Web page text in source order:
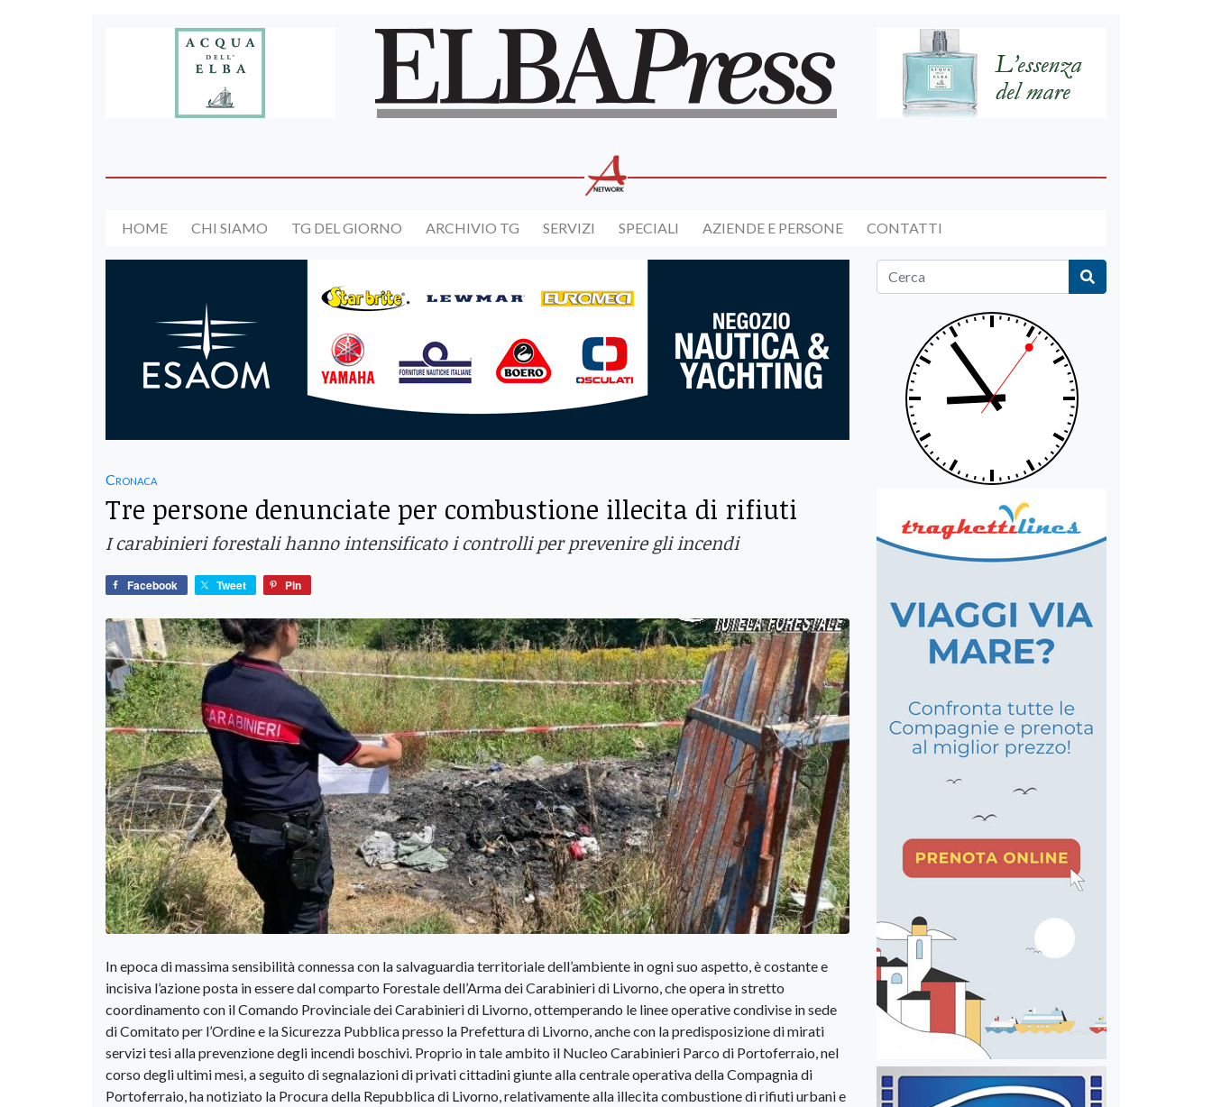
HOME CHI SIAMO TG DEL GIORNO ARCHIVIO TG SERVIZI SPECIALI AZIENDE E PERSONE CONTATTI
Cronaca
Tre persone denunciate per combustione illecita di rifiuti
I carabinieri forestali hanno intensificato i controlli per prevenire gli incendi
Facebook Tweet Pin
In epoca di massima sensibilità connessa con la salvaguardia territoriale dell’ambiente in ogni suo aspetto, è costante e
incisiva l’azione posta in essere dal comparto Forestale dell’Arma dei Carabinieri di Livorno, che opera in stretto
coordinamento con il Comando Provinciale dei Carabinieri di Livorno, ottemperando le linee operative condivise in sede
di Comitato per l’Ordine e la Sicurezza Pubblica presso la Prefettura di Livorno, anche con la predisposizione di mirati
servizi tesi alla prevenzione degli incendi boschivi. Proprio in tale ambito il Nucleo Carabinieri Parco di Portoferraio, nel
corso degli ultimi mesi, a seguito di segnalazioni di privati cittadini giunte alla centrale operativa della Compagnia di
Portoferraio, ha notiziato la Procura della Repubblica di Livorno, relativamente alla illecita combustione di rifiuti urbani e